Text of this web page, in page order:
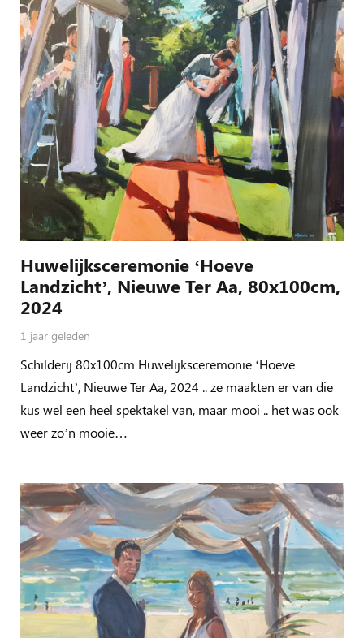
Huwelijksceremonie ‘Hoeve
Landzicht’, Nieuwe Ter Aa, 80x100cm,
2024
1 jaar geleden
Schilderij 80x100cm Huwelijksceremonie ‘Hoeve
Landzicht’, Nieuwe Ter Aa, 2024 .. ze maakten er van die
kus wel een heel spektakel van, maar mooi .. het was ook
weer zo’n mooie…